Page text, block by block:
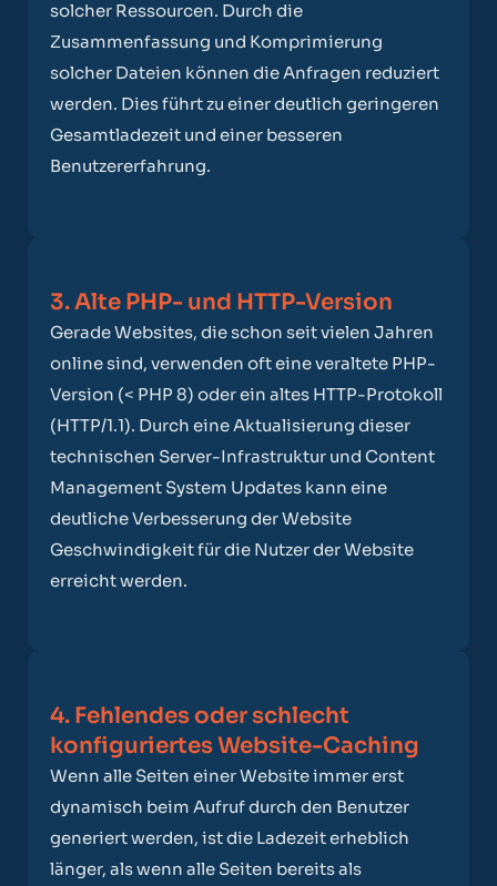
solcher Ressourcen. Durch die
Zusammenfassung und Komprimierung
solcher Dateien können die Anfragen reduziert
werden. Dies führt zu einer deutlich geringeren
Gesamtladezeit und einer besseren
Benutzererfahrung.
3. Alte PHP- und HTTP-Version
Gerade Websites, die schon seit vielen Jahren
online sind, verwenden oft eine veraltete PHP-
Version (< PHP 8) oder ein altes HTTP-Protokoll
(HTTP/1.1). Durch eine Aktualisierung dieser
technischen Server-Infrastruktur und Content
Management System Updates kann eine
deutliche Verbesserung der Website
Geschwindigkeit für die Nutzer der Website
erreicht werden.
4. Fehlendes oder schlecht
konfiguriertes Website-Caching
Wenn alle Seiten einer Website immer erst
dynamisch beim Aufruf durch den Benutzer
generiert werden, ist die Ladezeit erheblich
länger, als wenn alle Seiten bereits als